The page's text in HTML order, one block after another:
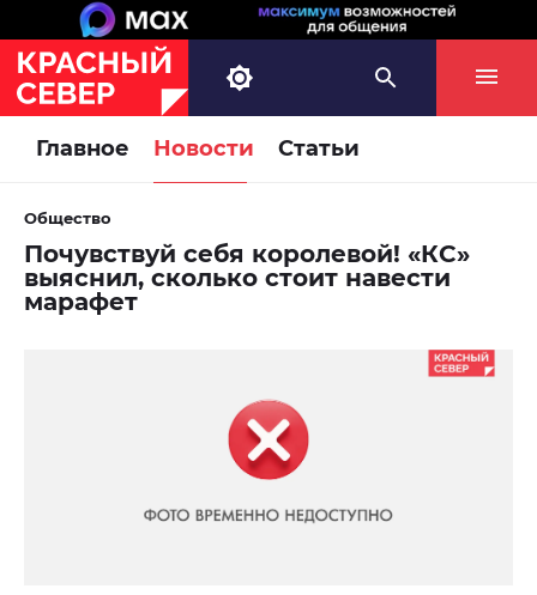
Главное Новости Статьи
Общество
Почувствуй себя королевой! «КС»
выяснил, сколько стоит навести
марафет